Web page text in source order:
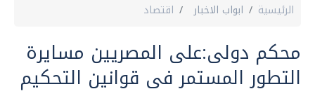
الرئيسية ابواب الاخبار اقتصاد
محكم دولى:على المصريين مسايرة
التطور المستمر فى قوانين التحكيم